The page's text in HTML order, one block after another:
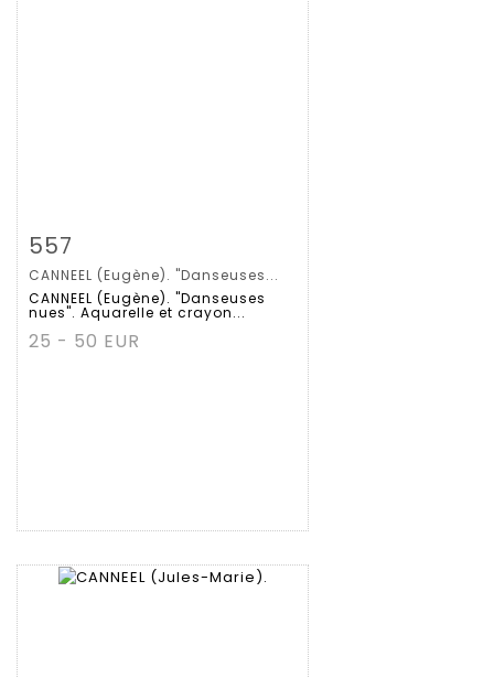
拍品详情
557
CANNEEL (Eugène). "Danseuses...
CANNEEL (Eugène). "Danseuses
nues". Aquarelle et crayon...
25 - 50 EUR